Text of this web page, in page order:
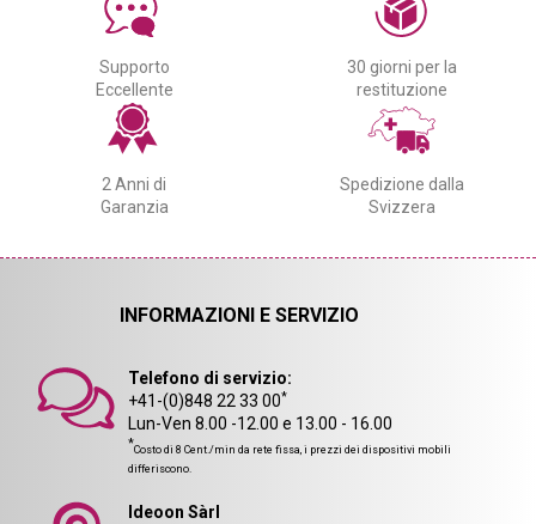
Supporto
Eccellente
30 giorni per la
restituzione
2 Anni di
Garanzia
Spedizione dalla
Svizzera
INFORMAZIONI E SERVIZIO
Telefono di servizio:
+41-(0)848 22 33 00*
Lun-Ven 8.00 -12.00 e 13.00 - 16.00
*Costo di 8 Cent./min da rete fissa, i prezzi dei dispositivi mobili
differiscono.
Ideoon Sàrl